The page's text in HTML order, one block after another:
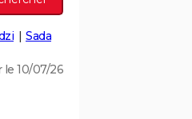
Sada
le 10/07/26